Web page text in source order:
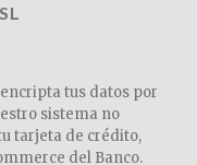
tus datos por
sistema no
tarjeta de crédito,
del Banco.